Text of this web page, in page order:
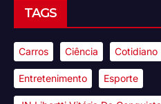
TAGS
Carros Ciência Cotidiano
Entretenimento Esporte